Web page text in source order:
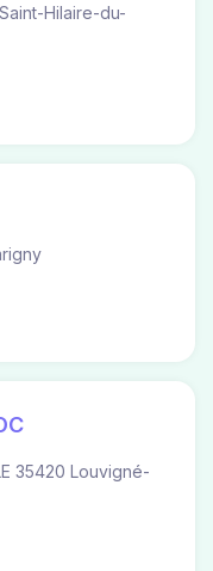
Hilaire-du-
35420 Louvigné-